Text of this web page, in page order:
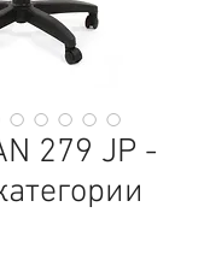
279 JP -